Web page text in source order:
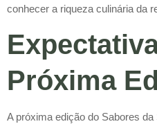
conhecer a riqueza culinária da
Próxima
A próxima edição do Sabores